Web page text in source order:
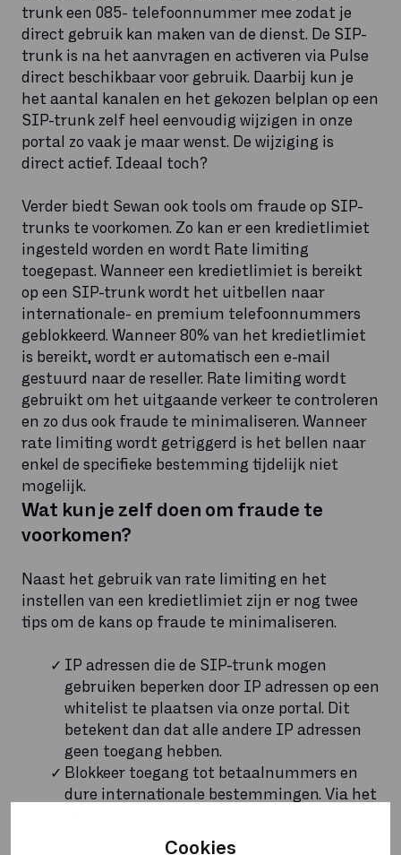
Cookies
trunk een 085- telefoonnummer mee zodat je
direct gebruik kan maken van de dienst. De SIP-
trunk is na het aanvragen en activeren via Pulse
direct beschikbaar voor gebruik. Daarbij kun je
het aantal kanalen en het gekozen belplan op een
SIP-trunk zelf heel eenvoudig wijzigen in onze
portal zo vaak je maar wenst. De wijziging is
direct actief. Ideaal toch?
Verder biedt Sewan ook tools om fraude op SIP-
trunks te voorkomen. Zo kan er een kredietlimiet
ingesteld worden en wordt Rate limiting
toegepast. Wanneer een kredietlimiet is bereikt
op een SIP-trunk wordt het uitbellen naar
internationale- en premium telefoonnummers
geblokkeerd. Wanneer 80% van het kredietlimiet
is bereikt, wordt er automatisch een e-mail
gestuurd naar de reseller. Rate limiting wordt
gebruikt om het uitgaande verkeer te controleren
en zo dus ook fraude te minimaliseren. Wanneer
rate limiting wordt getriggerd is het bellen naar
enkel de specifieke bestemming tijdelijk niet
mogelijk.
Wat kun je zelf doen om fraude te
voorkomen?
Naast het gebruik van rate limiting en het
instellen van een kredietlimiet zijn er nog twee
tips om de kans op fraude te minimaliseren.
IP adressen die de SIP-trunk mogen
gebruiken beperken door IP adressen op een
whitelist te plaatsen via onze portal. Dit
betekent dan dat alle andere IP adressen
geen toegang hebben.
Blokkeer toegang tot betaalnummers en
dure internationale bestemmingen. Via het
mogelijkheid geboden om bepaalde